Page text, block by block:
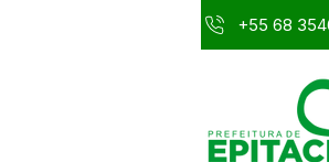
+55 68